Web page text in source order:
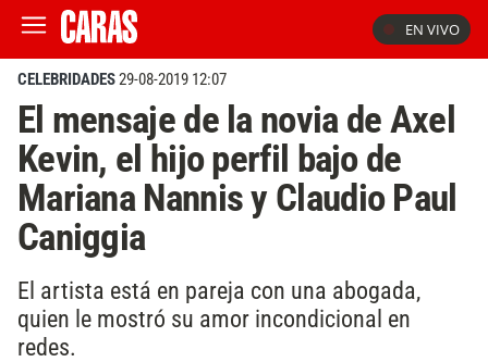
EN VIVO
CELEBRIDADES29-08-2019 12:07
El mensaje de la novia de Axel
Kevin, el hijo perfil bajo de
Mariana Nannis y Claudio Paul
Caniggia
El artista está en pareja con una abogada,
quien le mostró su amor incondicional en
redes.